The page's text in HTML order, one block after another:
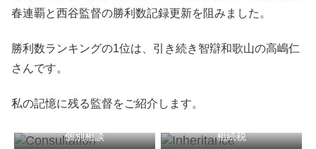
春連覇と西谷監督の勝利数記録更新を阻みました。
勝利数ランキングの1位は、引き続き智辯和歌山の高嶋仁
さんです。
私の記憶に残る監督をご紹介します。
個別相談 相続税
税務顧問 確定申告